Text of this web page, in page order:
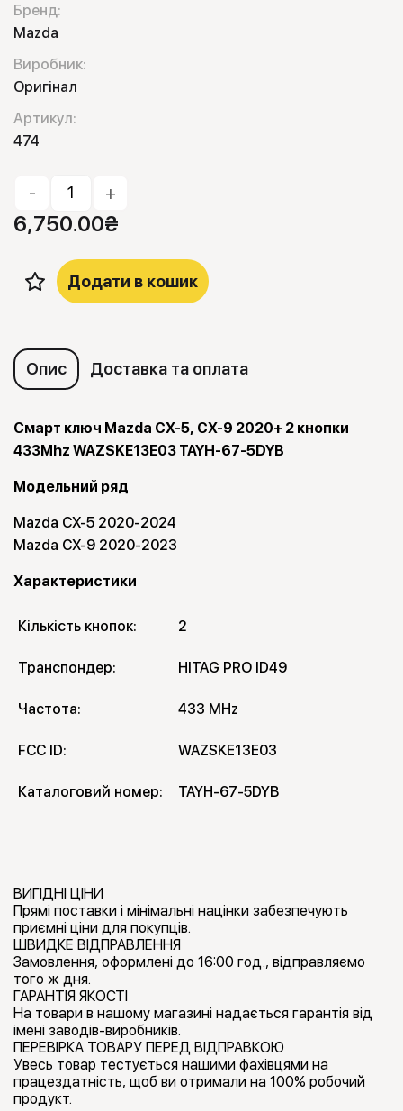
Бренд:
Mazda
Виробник:
Оригінал
Артикул:
474
- +
6,750.00₴
Додати в кошик
Опис Доставка та оплата
Смарт ключ Mazda CX-5, CX-9 2020+ 2 кнопки
433Mhz WAZSKE13E03 TAYH-67-5DYB
Модельний ряд
Mazda CX-5 2020-2024
Mazda CX-9 2020-2023
Характеристики
Кількість кнопок: 2
Транспондер: HITAG PRO ID49
Частота: 433 MHz
FCC ID: WAZSKE13E03
Каталоговий номер: TAYH-67-5DYB
ВИГІДНІ ЦІНИ
Прямі поставки і мінімальні націнки забезпечують
приємні ціни для покупців.
ШВИДКЕ ВІДПРАВЛЕННЯ
Замовлення, оформлені до 16:00 год., відправляємо
того ж дня.
ГАРАНТІЯ ЯКОСТІ
На товари в нашому магазині надається гарантія від
імені заводів-виробників.
ПЕРЕВІРКА ТОВАРУ ПЕРЕД ВІДПРАВКОЮ
Увесь товар тестується нашими фахівцями на
працездатність, щоб ви отримали на 100% робочий
продукт.